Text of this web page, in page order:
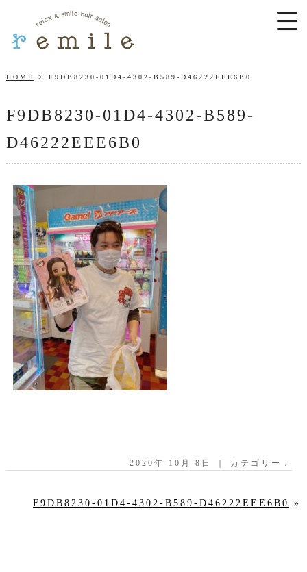
HOME F9DB8230-01D4-4302-B589-D46222EEE6B0
F9DB8230-01D4-4302-B589-
D46222EEE6B0
2020年 10月 8日 ｜ カテゴリー：
F9DB8230-01D4-4302-B589-D46222EEE6B0 »